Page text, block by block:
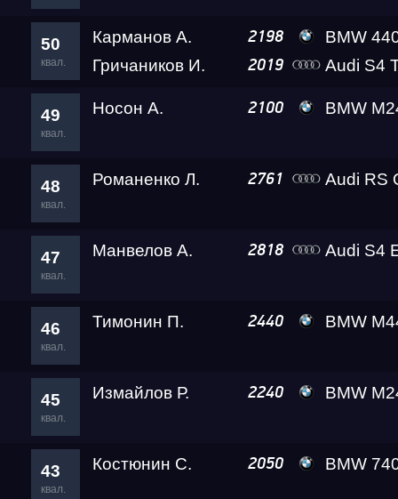
50
квал.
Карманов А. 2198
BMW
Гричаников И.
2019 Audi S4
49
квал.
Носон А. 2100 BMW
48
квал.
Романенко Л. 2761 Audi RS
47
квал.
Манвелов А. 2818 Audi S4 Eva
46
квал.
Тимонин П. 2440 BMW
45
квал.
Измайлов Р. 2240 BMW
43
квал.
Костюнин С. 2050 BMW 740